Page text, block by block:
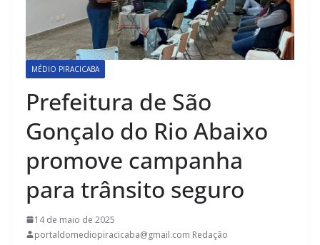
MÉDIO PIRACICABA
Prefeitura de São
Gonçalo do Rio Abaixo
promove campanha
para trânsito seguro
14 de maio de 2025
portaldomediopiracicaba@gmail.com Redação